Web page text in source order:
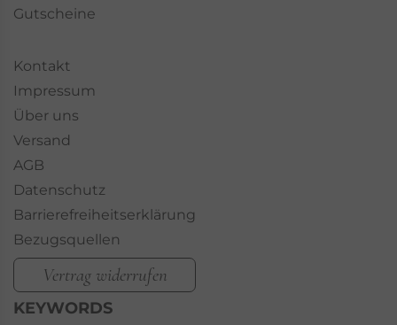
Gutscheine
Kontakt
Impressum
Über uns
Versand
AGB
Datenschutz
Barrierefreiheitserklärung
Bezugsquellen
Vertrag widerrufen
KEYWORDS